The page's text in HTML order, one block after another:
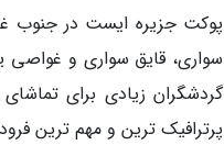
پوکت جزیره ایست در جنوب
سواری، قایق سواری و غواصی
گردشگران زیادی برای
پرترافیک ترین و مهم ترین